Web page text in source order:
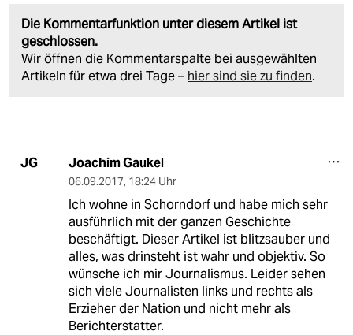
Die Kommentarfunktion unter diesem Artikel ist
geschlossen.
Wir öffnen die Kommentarspalte bei ausgewählten
Artikeln für etwa drei Tage – hier sind sie zu finden.
JG Joachim Gaukel
06.09.2017, 18:24 Uhr
Ich wohne in Schorndorf und habe mich sehr
ausführlich mit der ganzen Geschichte
beschäftigt. Dieser Artikel ist blitzsauber und
alles, was drinsteht ist wahr und objektiv. So
wünsche ich mir Journalismus. Leider sehen
sich viele Journalisten links und rechts als
Erzieher der Nation und nicht mehr als
Berichterstatter.